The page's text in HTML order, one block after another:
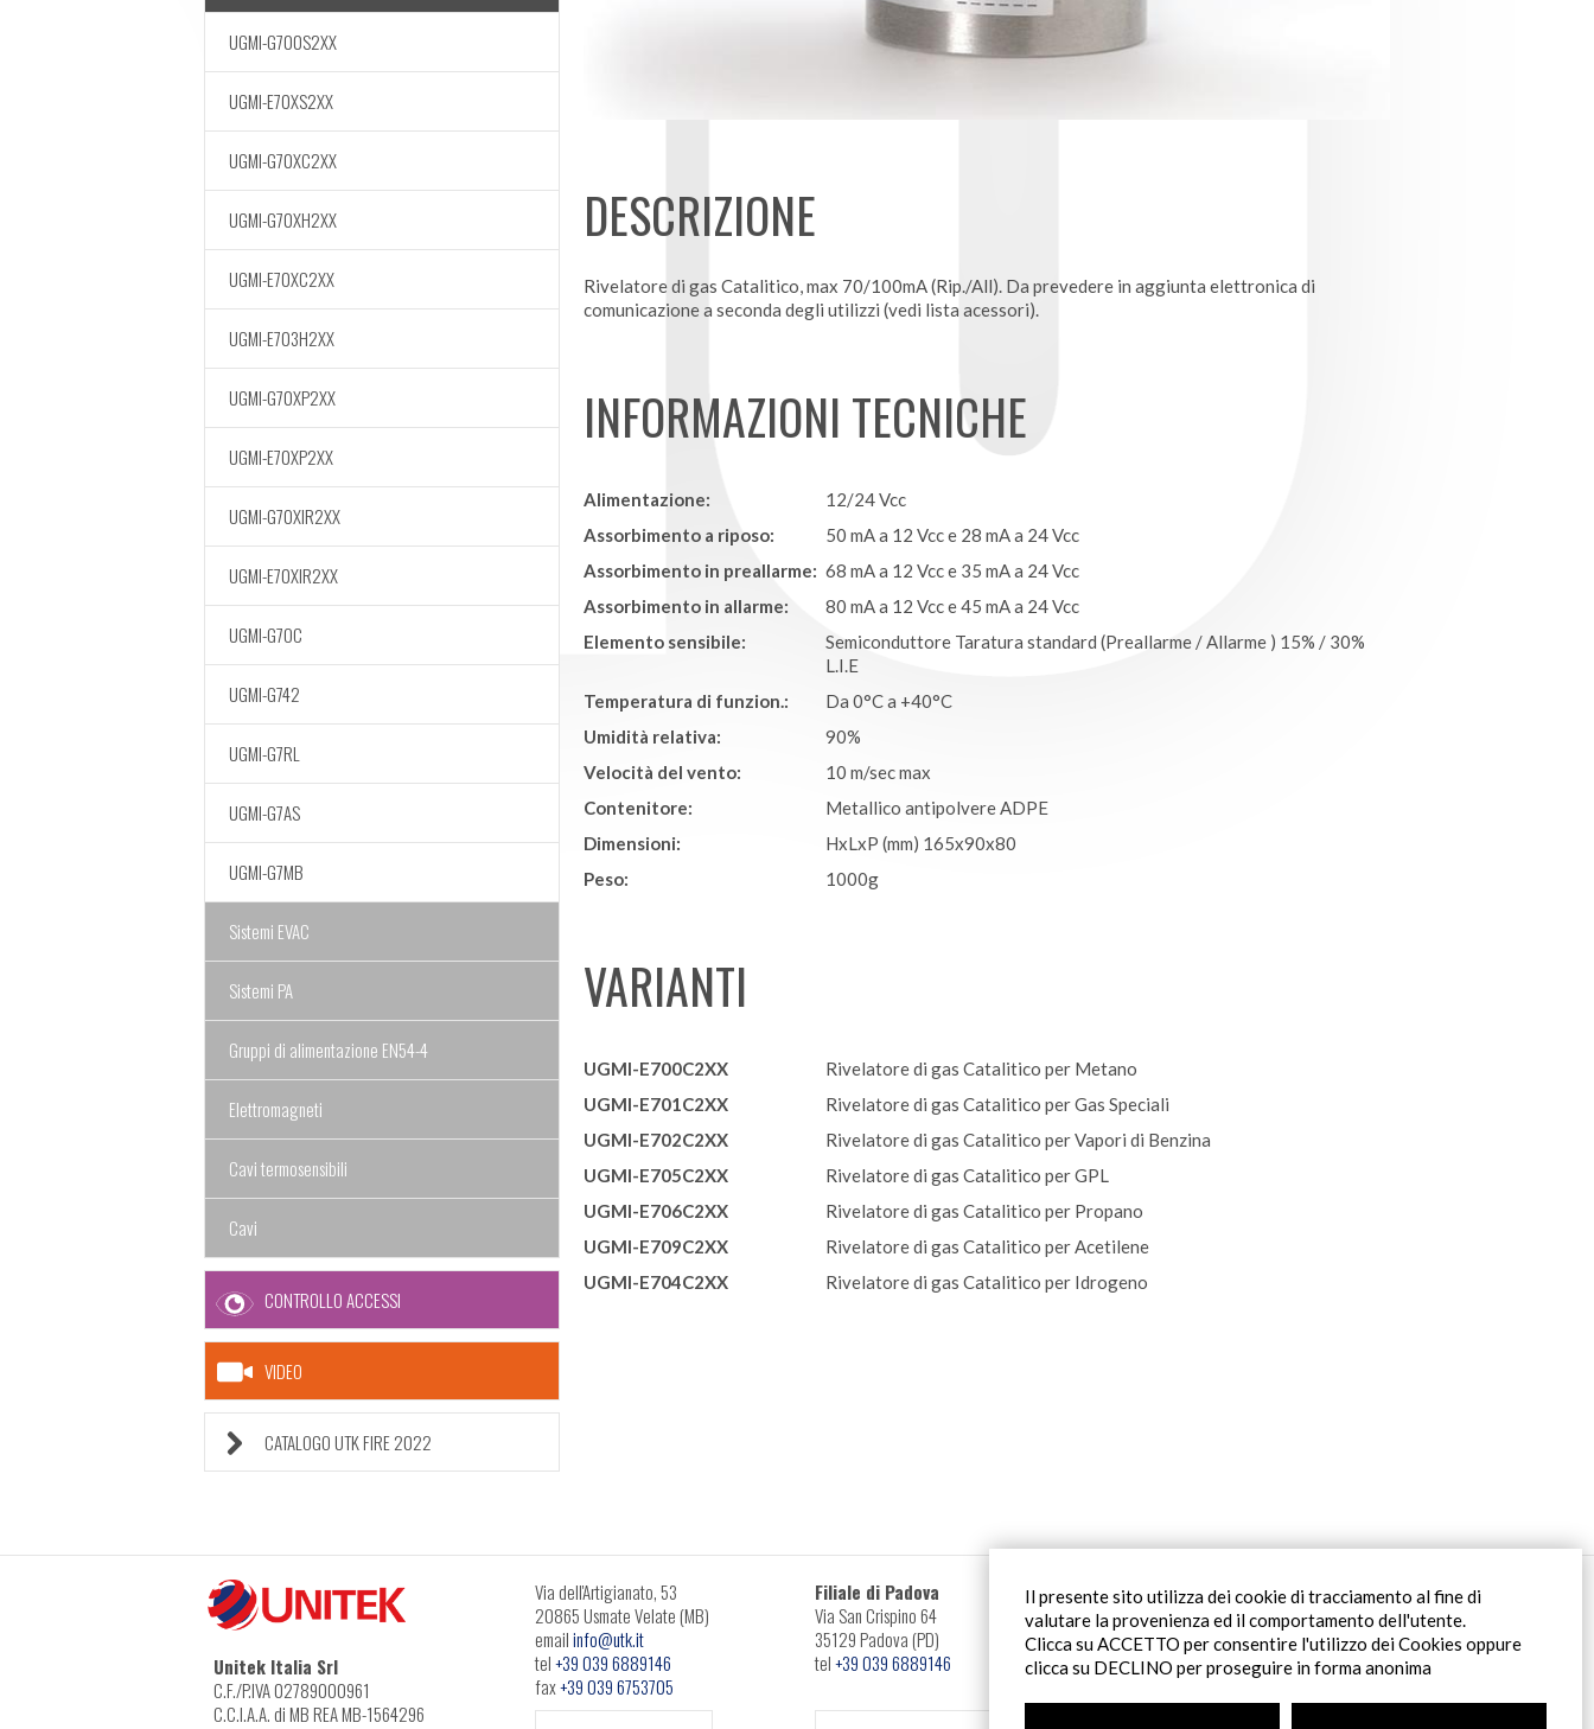
Il presente sito utilizza dei cookie di tracciamento al fine di
valutare la provenienza ed il comportamento dell'utente.
Clicca su ACCETTO per consentire l'utilizzo dei Cookies oppure
clicca su DECLINO per proseguire in forma anonima
DESCRIZIONE
Rivelatore di gas Catalitico, max 70/100mA (Rip./All). Da prevedere in aggiunta elettronica di
comunicazione a seconda degli utilizzi (vedi lista acessori).
INFORMAZIONI TECNICHE
Alimentazione:
12/24 Vcc
Assorbimento a riposo:
50 mA a 12 Vcc e 28 mA a 24 Vcc
Assorbimento in preallarme: 68 mA a 12 Vcc e 35 mA a 24 Vcc
Assorbimento in allarme:
80 mA a 12 Vcc e 45 mA a 24 Vcc
Elemento sensibile:
Semiconduttore Taratura standard (Preallarme / Allarme ) 15% / 30%
L.I.E
Temperatura di funzion.:
Da 0°C a +40°C
Umidità relativa:
90%
Velocità del vento:
10 m/sec max
Contenitore:
Metallico antipolvere ADPE
Dimensioni:
HxLxP (mm) 165x90x80
Peso:
1000g
VARIANTI
UGMI-E700C2XX
Rivelatore di gas Catalitico per Metano
UGMI-E701C2XX
Rivelatore di gas Catalitico per Gas Speciali
UGMI-E702C2XX
Rivelatore di gas Catalitico per Vapori di Benzina
UGMI-E705C2XX
Rivelatore di gas Catalitico per GPL
UGMI-E706C2XX
Rivelatore di gas Catalitico per Propano
UGMI-E709C2XX
Rivelatore di gas Catalitico per Acetilene
UGMI-E704C2XX
Rivelatore di gas Catalitico per Idrogeno
UGMI-G700S2XX
UGMI-E70XS2XX
UGMI-G70XC2XX
UGMI-G70XH2XX
UGMI-E70XC2XX
UGMI-E703H2XX
UGMI-G70XP2XX
UGMI-E70XP2XX
UGMI-G70XIR2XX
UGMI-E70XIR2XX
UGMI-G7OC
UGMI-G742
UGMI-G7RL
UGMI-G7AS
UGMI-G7MB
Sistemi EVAC
Sistemi PA
Gruppi di alimentazione EN54-4
Elettromagneti
Cavi termosensibili
Cavi
CONTROLLO ACCESSI
VIDEO
CATALOGO UTK FIRE 2022
Unitek Italia Srl
C.F./P.IVA 02789000961
C.C.I.A.A. di MB REA MB-1564296
Via dell'Artigianato, 53
20865 Usmate Velate (MB)
emailinfo@utk.it
tel+39 039 6889146
fax+39 039 6753705
Filiale di Padova
Via San Crispino 64
35129 Padova (PD)
tel+39 039 6889146
Filiale Roma
Via Pontina 583
00128 Roma (RM)
tel+39 06 80079273